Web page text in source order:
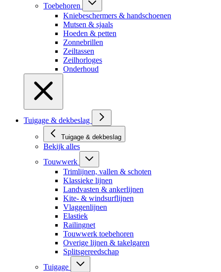
Toebehoren
Kniebeschermers & handschoenen
Mutsen & sjaals
Hoeden & petten
Zonnebrillen
Zeiltassen
Zeilhorloges
Onderhoud
Tuigage & dekbeslag
Tuigage & dekbeslag
Bekijk alles
Touwwerk
Trimlijnen, vallen & schoten
Klassieke lijnen
Landvasten & ankerlijnen
Kite- & windsurflijnen
Vlaggenlijnen
Elastiek
Railingnet
Touwwerk toebehoren
Overige lijnen & takelgaren
Splitsgereedschap
Tuigage